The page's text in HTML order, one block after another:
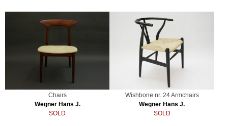
Chairs
Wegner Hans J.
SOLD
Wishbone nr. 24 Armchairs
Wegner Hans J.
SOLD